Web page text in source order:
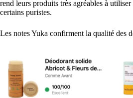
rend leurs produits très agréables à
certains puristes.
Les notes Yuka confirment la qualité des